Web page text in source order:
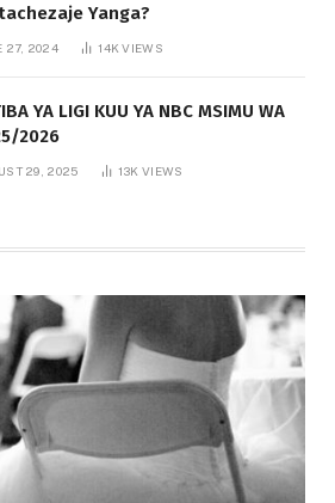
Yanga?
27, 2024 14KVIEWS
YA LIGI KUU YA NBC MSIMU WA
2026
29, 2025 13KVIEWS